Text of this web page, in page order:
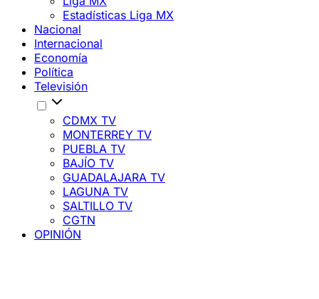
Estadísticas Liga MX
Nacional
Internacional
Economía
Política
Televisión
CDMX TV
MONTERREY TV
PUEBLA TV
BAJÍO TV
GUADALAJARA TV
LAGUNA TV
SALTILLO TV
CGTN
OPINIÓN